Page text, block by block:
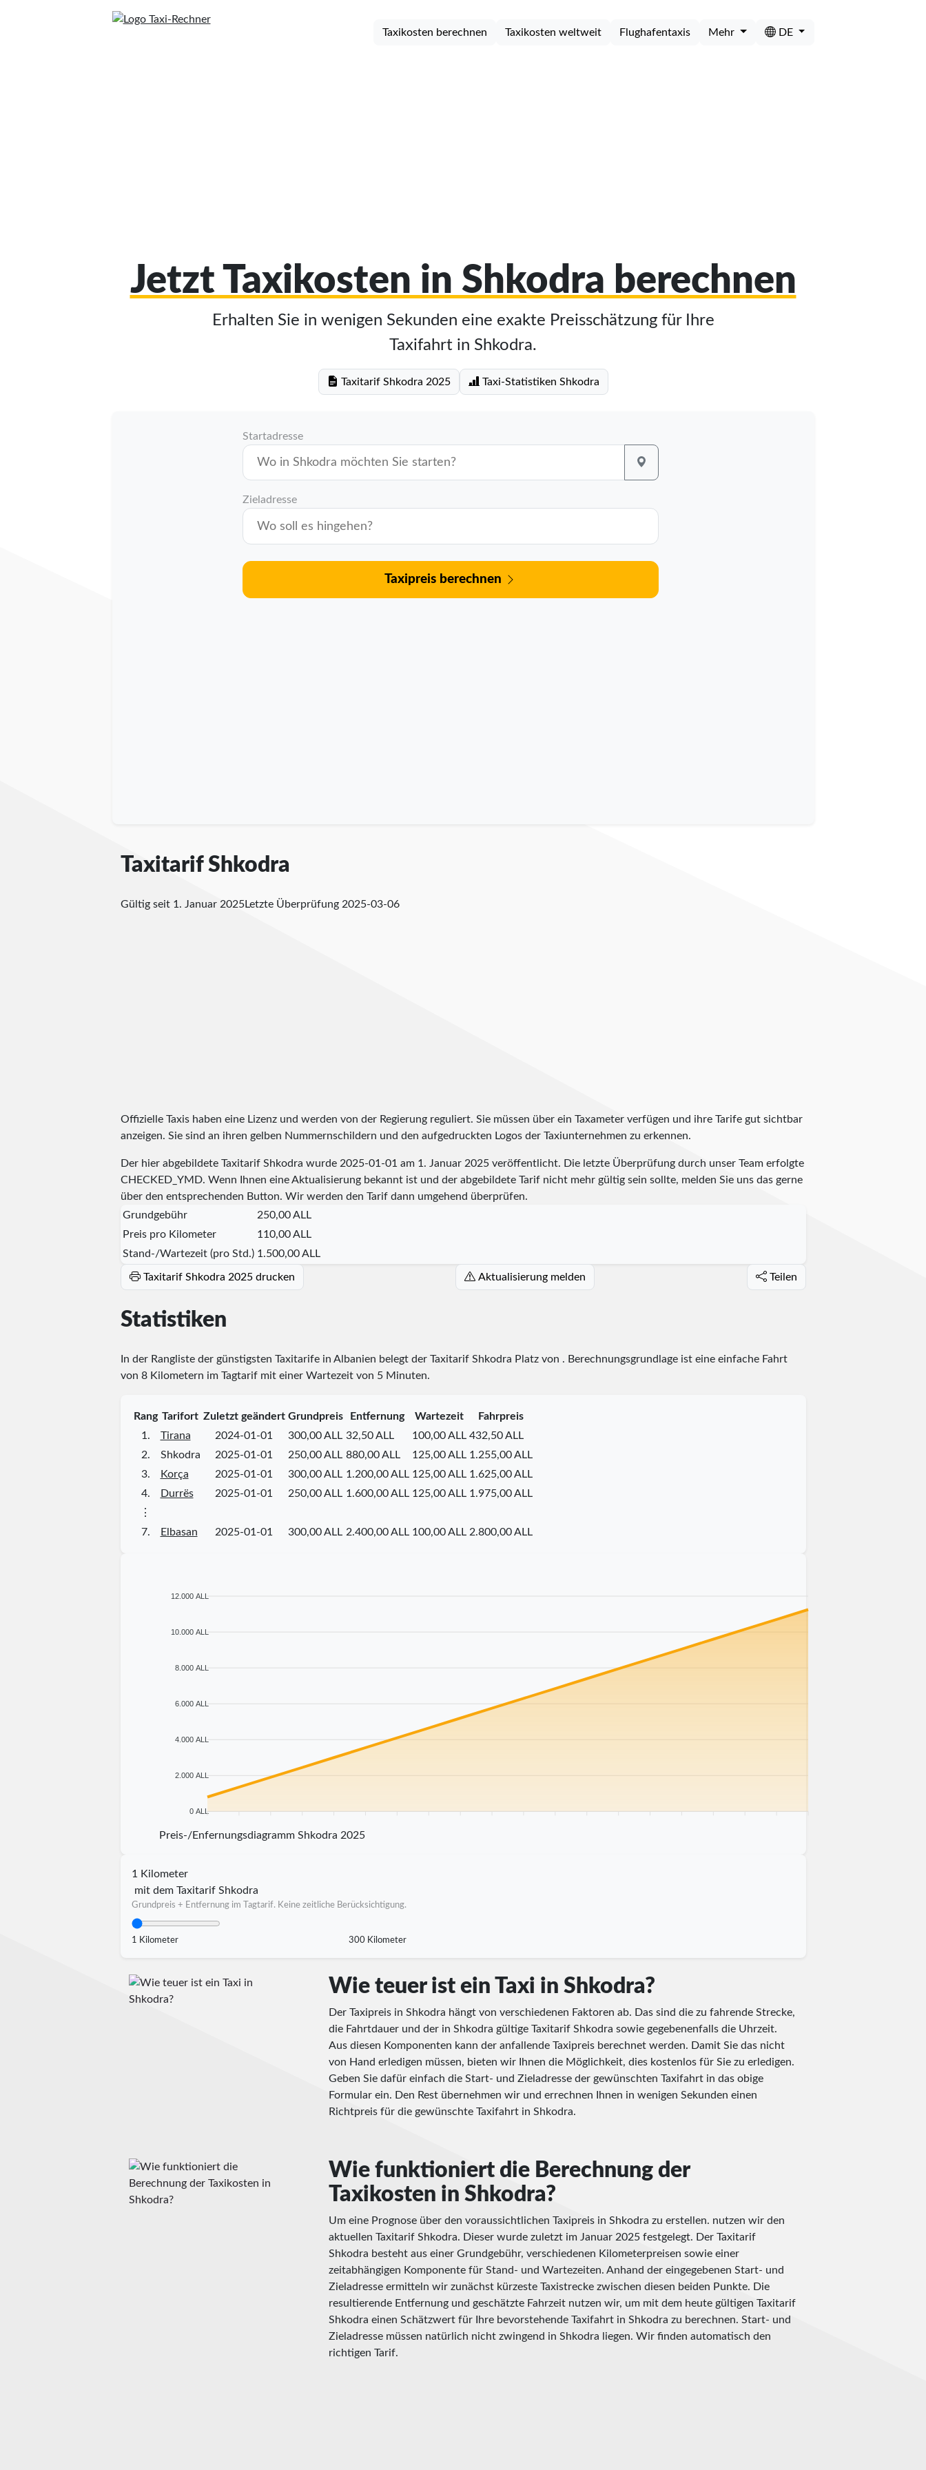
Taxikosten berechnen Taxikosten weltweit Flughafentaxis Mehr DE
Jetzt Taxikosten in Shkodra berechnen
Erhalten Sie in wenigen Sekunden eine exakte Preisschätzung für Ihre
Taxifahrt in Shkodra.
Taxitarif Shkodra 2025 Taxi-Statistiken Shkodra
Startadresse
Zieladresse
Taxipreis berechnen
Taxitarif Shkodra
Gültig seit 1. Januar 2025Letzte Überprüfung 2025-03-06
Offizielle Taxis haben eine Lizenz und werden von der Regierung reguliert. Sie müssen über ein Taxameter verfügen und ihre Tarife gut sichtbar
anzeigen. Sie sind an ihren gelben Nummernschildern und den aufgedruckten Logos der Taxiunternehmen zu erkennen.
Der hier abgebildete Taxitarif Shkodra wurde 2025-01-01 am 1. Januar 2025 veröffentlicht. Die letzte Überprüfung durch unser Team erfolgte
CHECKED_YMD. Wenn Ihnen eine Aktualisierung bekannt ist und der abgebildete Tarif nicht mehr gültig sein sollte, melden Sie uns das gerne
über den entsprechenden Button. Wir werden den Tarif dann umgehend überprüfen.
Grundgebühr
250,00 ALL
Preis pro Kilometer
110,00 ALL
Stand-/Wartezeit (pro Std.) 1.500,00 ALL
Taxitarif Shkodra 2025 drucken Aktualisierung melden Teilen
Statistiken
In der Rangliste der günstigsten Taxitarife in Albanien belegt der Taxitarif Shkodra Platz von . Berechnungsgrundlage ist eine einfache Fahrt
von 8 Kilometern im Tagtarif mit einer Wartezeit von 5 Minuten.
Rang Tarifort Zuletzt geändert Grundpreis Entfernung Wartezeit
Fahrpreis
1.
Tirana 2024-01-01 300,00 ALL 32,50 ALL 100,00 ALL 432,50 ALL
2.
Shkodra 2025-01-01 250,00 ALL 880,00 ALL 125,00 ALL 1.255,00 ALL
3.
Korça 2025-01-01 300,00 ALL 1.200,00 ALL 125,00 ALL 1.625,00 ALL
4.
Durrës 2025-01-01 250,00 ALL 1.600,00 ALL 125,00 ALL 1.975,00 ALL
⋮
7.
Elbasan 2025-01-01 300,00 ALL 2.400,00 ALL 100,00 ALL 2.800,00 ALL
12.000 ALL
10.000 ALL
8.000 ALL
6.000 ALL
4.000 ALL
2.000 ALL
0 ALL
Preis-/Enfernungsdiagramm Shkodra 2025
1 Kilometer
mit dem Taxitarif Shkodra
Grundpreis + Entfernung im Tagtarif. Keine zeitliche Berücksichtigung.
1 Kilometer 300 Kilometer
Wie teuer ist ein Taxi in Shkodra?
Der Taxipreis in Shkodra hängt von verschiedenen Faktoren ab. Das sind die zu fahrende Strecke,
die Fahrtdauer und der in Shkodra gültige Taxitarif Shkodra sowie gegebenenfalls die Uhrzeit.
Aus diesen Komponenten kann der anfallende Taxipreis berechnet werden. Damit Sie das nicht
von Hand erledigen müssen, bieten wir Ihnen die Möglichkeit, dies kostenlos für Sie zu erledigen.
Geben Sie dafür einfach die Start- und Zieladresse der gewünschten Taxifahrt in das obige
Formular ein. Den Rest übernehmen wir und errechnen Ihnen in wenigen Sekunden einen
Richtpreis für die gewünschte Taxifahrt in Shkodra.
Wie funktioniert die Berechnung der
Taxikosten in Shkodra?
Um eine Prognose über den voraussichtlichen Taxipreis in Shkodra zu erstellen. nutzen wir den
aktuellen Taxitarif Shkodra. Dieser wurde zuletzt im Januar 2025 festgelegt. Der Taxitarif
Shkodra besteht aus einer Grundgebühr, verschiedenen Kilometerpreisen sowie einer
zeitabhängigen Komponente für Stand- und Wartezeiten. Anhand der eingegebenen Start- und
Zieladresse ermitteln wir zunächst kürzeste Taxistrecke zwischen diesen beiden Punkte. Die
resultierende Entfernung und geschätzte Fahrzeit nutzen wir, um mit dem heute gültigen Taxitarif
Shkodra einen Schätzwert für Ihre bevorstehende Taxifahrt in Shkodra zu berechnen. Start- und
Zieladresse müssen natürlich nicht zwingend in Shkodra liegen. Wir finden automatisch den
richtigen Tarif.